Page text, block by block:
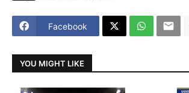
Facebook
YOU MIGHT LIKE